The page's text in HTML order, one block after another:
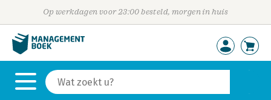
Op werkdagen voor 23:00 besteld, morgen in huis